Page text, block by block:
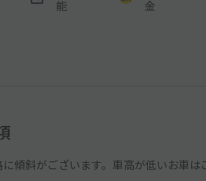
能
金
傾斜がございます。車高が低いお車は